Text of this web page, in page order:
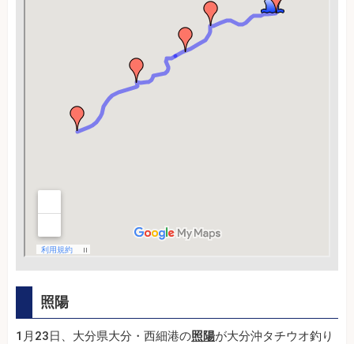
照陽
1月23日、大分県大分・西細港の照陽が大分沖タチウオ釣り